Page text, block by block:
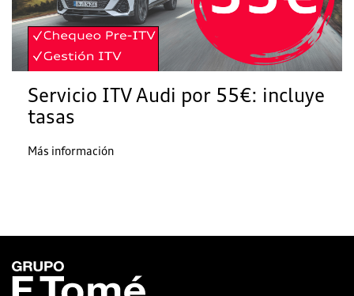
Servicio ITV Audi por 55€: incluye
tasas
Más información